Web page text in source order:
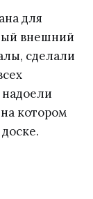
для
внешний
сделали
котором